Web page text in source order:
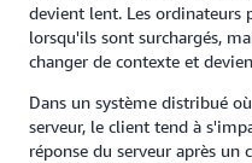
devient lent. Les ordinateurs
lorsqu'ils sont surchargés,
changer de contexte et
Dans un système distribué
serveur, le client tend à
réponse du serveur après un